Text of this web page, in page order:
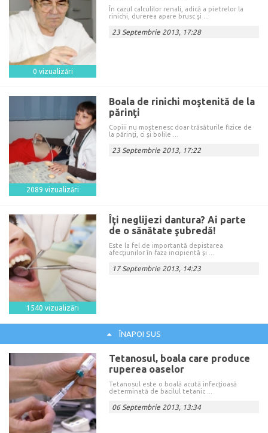
0 vizualizări
În cazul calculilor renali, adică a pietrelor la
rinichi, durerea apare brusc şi ...
23 Septembrie 2013, 17:28
2089 vizualizări
Boala de rinichi moştenită de la
părinţi
Copiii nu moştenesc doar trăsăturile fizice de
la părinţi, ci şi bolile ...
23 Septembrie 2013, 17:22
1540 vizualizări
Îţi neglijezi dantura? Ai parte
de o sănătate şubredă!
Este la fel de importantă depistarea
afecţiunilor în faza incipientă şi ...
17 Septembrie 2013, 14:23
ÎNAPOI SUS
Tetanosul, boala care produce
ruperea oaselor
Tetanosul este o boală acută infecţioasă
determinată de bacilul tetanic ...
06 Septembrie 2013, 13:34